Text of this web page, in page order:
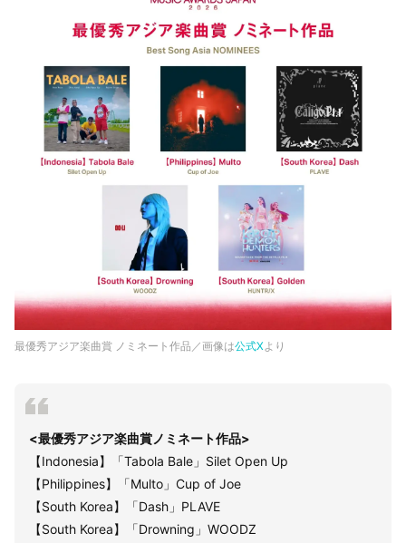
最優秀アジア楽曲賞 ノミネート作品／画像は公式Xより
<最優秀アジア楽曲賞ノミネート作品>
【Indonesia】「Tabola Bale」Silet Open Up
【Philippines】「Multo」Cup of Joe
【South Korea】「Dash」PLAVE
【South Korea】「Drowning」WOODZ